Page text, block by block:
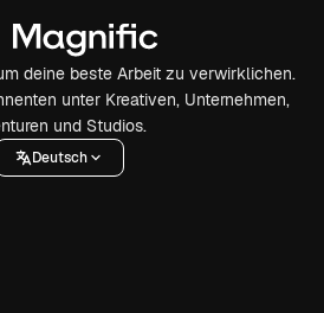
deine beste Arbeit zu verwirklichen.
unter Kreativen, Unternehmen,
und Studios.
Deutsch